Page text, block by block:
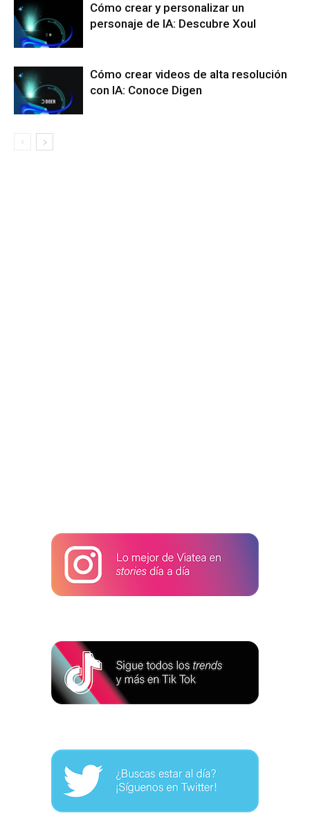
Cómo crear y personalizar un
personaje de IA: Descubre Xoul
Cómo crear videos de alta resolución
con IA: Conoce Digen